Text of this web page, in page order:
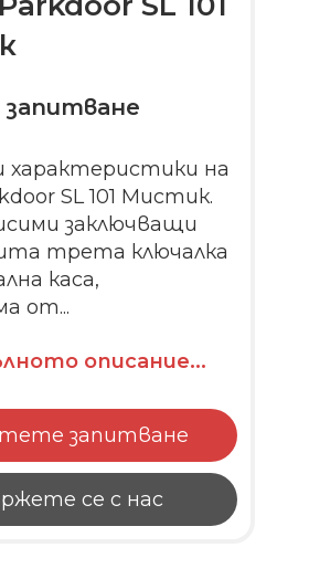
характеристики на
SL 101 Мистик.
заключващи
трета ключалка
каса,
от...
описание...
запитване
се с нас